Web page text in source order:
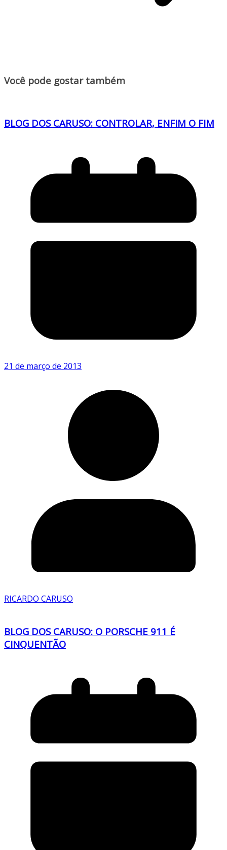
Você pode gostar também
BLOG DOS CARUSO: CONTROLAR, ENFIM O FIM
21 de março de 2013
RICARDO CARUSO
BLOG DOS CARUSO: O PORSCHE 911 É
CINQUENTÃO